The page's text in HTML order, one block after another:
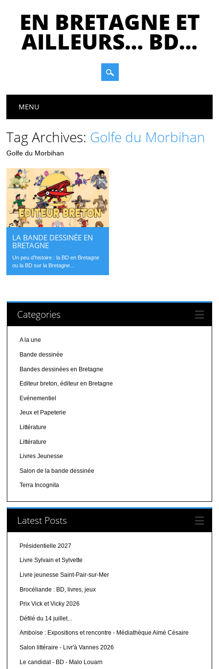
EN BRETAGNE ET
AILLEURS… BD…
Main menu
MENU
Tag Archives: Golfe du Morbihan
Golfe du Morbihan
LA BANDE DESSINÉE EN
BRETAGNE
Un peu d’histoire : la BD en Bretagne
ou la BD sur la Bretagne...
Categories
A la une
Bande dessinée
Bandes dessinées en Bretagne
Editeur breton, éditeur en Bretagne
Evénementiel
Jeux et Papeterie
Littérature
Littérature
Livres Jeunesse
Salon de la bande dessinée
Terra Incognita
Latest Posts
Présidentielle 2027
Livre Sylvain et Sylvette
Livre jeunesse Saint-Pair-sur-Mer
Brocéliande : BD, livres, jeux
Prix Vick et Vicky 2026
Défilé du 14 juillet...
Amboise : Expositions et rencontre - Médiathèque Aimé Césaire
Salon littéraire - Livr'à Vannes 2026
Le candidat - BD - Malo Louarn